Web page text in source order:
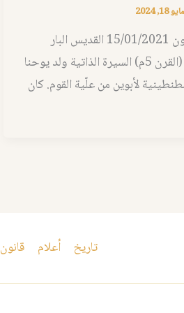
مايو 18, 2024
د.جوزيف زيتون 15/01/2021 القديس البار
يوحنا الكوخي (القرن 5م) السيرة الذاتية ولد يوحنا
لأبوين من علّية القوم. كان
تاريخ أعلام قانون